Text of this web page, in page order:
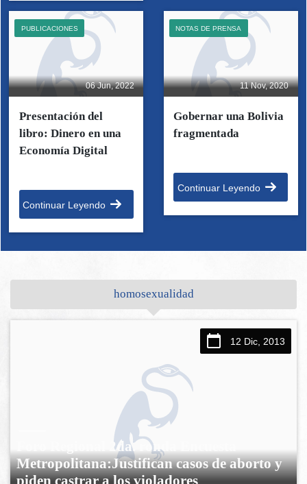
06 Jun, 2022
PUBLICACIONES
Presentación del
libro: Dinero en una
Economía Digital
Continuar Leyendo
11 Nov, 2020
NOTAS DE PRENSA
Gobernar una Bolivia
fragmentada
Continuar Leyendo
homosexualidad
12 Dic, 2013
Foro Regional 2da. ronda Encuesta
Metropolitana:Justifican casos de aborto y
piden castrar a los violadores